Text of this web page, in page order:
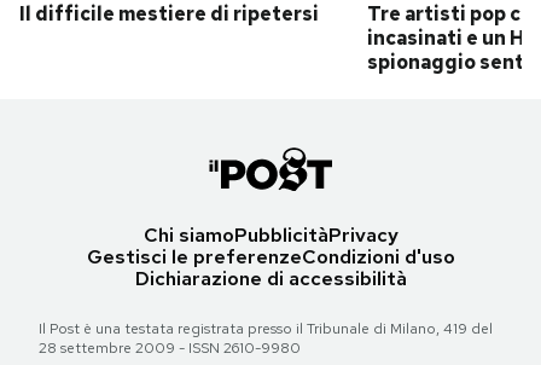
Il difficile mestiere di ripetersi
Tre artisti pop
incasinati e un
spionaggio
Chi siamoPubblicitàPrivacy
Gestisci le preferenzeCondizioni d'uso
Dichiarazione di accessibilità
Il Post è una testata registrata presso il Tribunale di Milano, 419 del
28 settembre 2009 - ISSN 2610-9980